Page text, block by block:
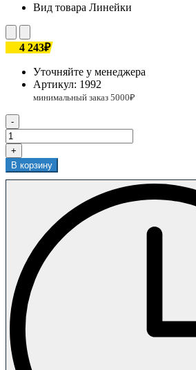
Вид товара Линейки
4 243₽
Уточняйте у менеджера
Артикул: 1992
-
+
В корзину